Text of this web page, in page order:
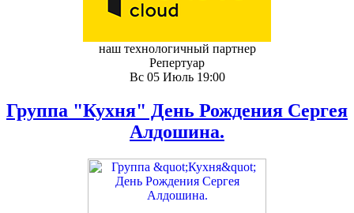
наш технологичный партнер
Репертуар
Вс 05 Июль 19:00
Группа "Кухня" День Рождения Сергея
Алдошина.